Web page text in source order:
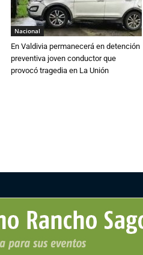
Nacional
En Valdivia permanecerá en detención
preventiva joven conductor que
provocó tragedia en La Unión